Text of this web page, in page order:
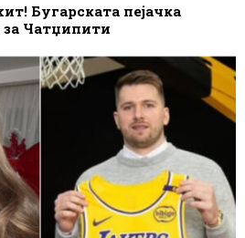
Бугарската пејачка
Чатџипити